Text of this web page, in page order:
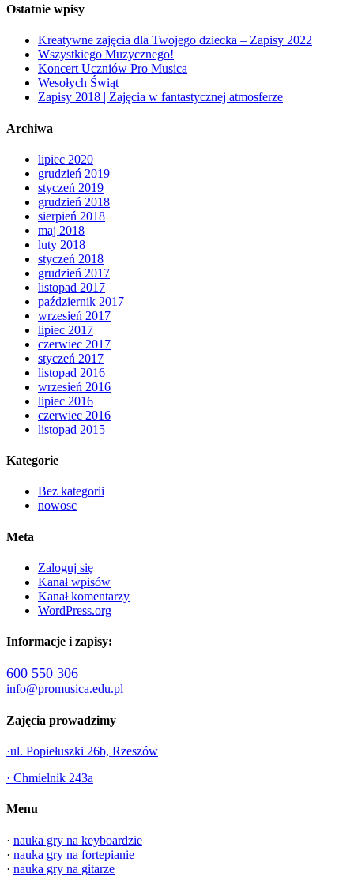
Ostatnie wpisy
Kreatywne zajęcia dla Twojego dziecka – Zapisy 2022
Wszystkiego Muzycznego!
Koncert Uczniów Pro Musica
Wesołych Świąt
Zapisy 2018 | Zajęcia w fantastycznej atmosferze
Archiwa
lipiec 2020
grudzień 2019
styczeń 2019
grudzień 2018
sierpień 2018
maj 2018
luty 2018
styczeń 2018
grudzień 2017
listopad 2017
październik 2017
wrzesień 2017
lipiec 2017
czerwiec 2017
styczeń 2017
listopad 2016
wrzesień 2016
lipiec 2016
czerwiec 2016
listopad 2015
Kategorie
Bez kategorii
nowosc
Meta
Zaloguj się
Kanał wpisów
Kanał komentarzy
WordPress.org
Informacje i zapisy:
600 550 306
info@promusica.edu.pl
Zajęcia prowadzimy
·ul. Popiełuszki 26b, Rzeszów
· Chmielnik 243a
Menu
· nauka gry na keyboardzie
· nauka gry na fortepianie
· nauka gry na gitarze